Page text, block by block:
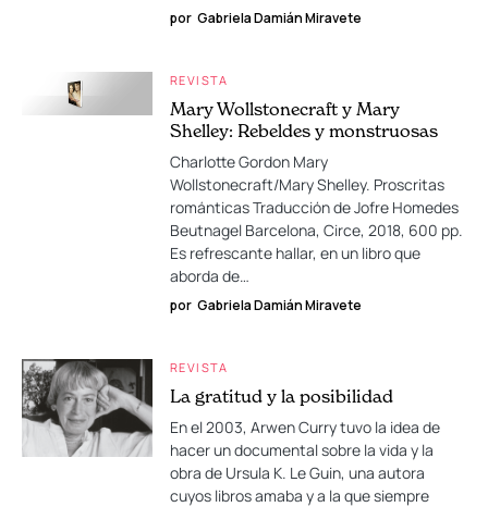
por Gabriela Damián Miravete
REVISTA
Mary Wollstonecraft y Mary
Shelley: Rebeldes y monstruosas
Charlotte Gordon Mary
Wollstonecraft/Mary Shelley. Proscritas
románticas Traducción de Jofre Homedes
Beutnagel Barcelona, Circe, 2018, 600 pp.
Es refrescante hallar, en un libro que
aborda de…
por Gabriela Damián Miravete
REVISTA
La gratitud y la posibilidad
En el 2003, Arwen Curry tuvo la idea de
hacer un documental sobre la vida y la
obra de Ursula K. Le Guin, una autora
cuyos libros amaba y a la que siempre